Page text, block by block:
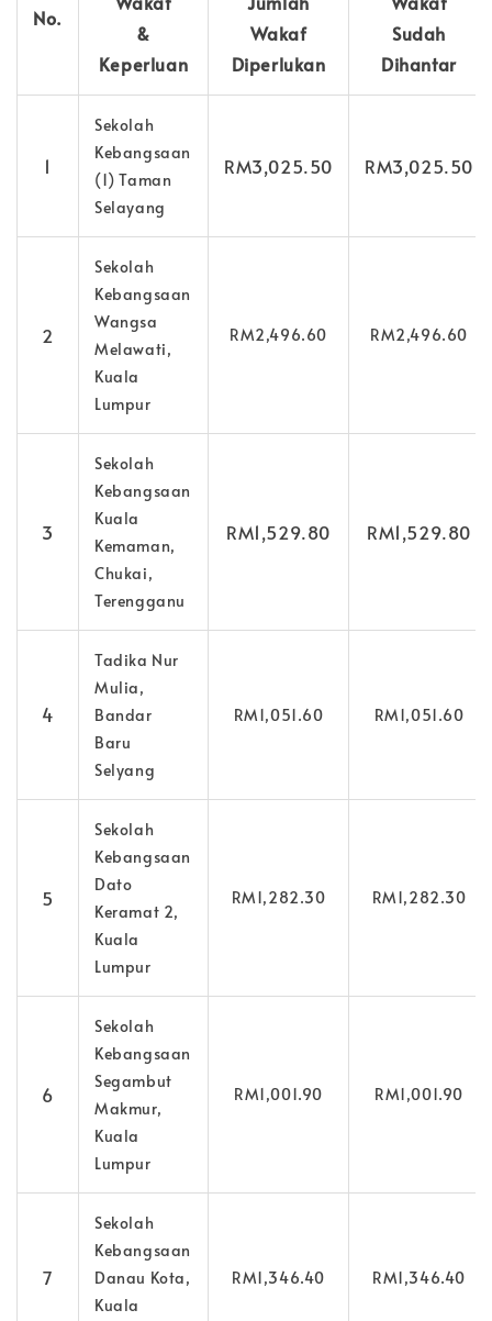
No.
&
Keperluan
Wakaf
Diperlukan
Sudah
Dihantar
1
Sekolah
Kebangsaan
(1) Taman
Selayang
RM3,025.50 RM3,025.50
2
Sekolah
Kebangsaan
Wangsa
Melawati,
Kuala
Lumpur
RM2,496.60 RM2,496.60
3
Sekolah
Kebangsaan
Kuala
Kemaman,
Chukai,
Terengganu
RM1,529.80 RM1,529.80
4
Tadika Nur
Mulia,
Bandar
Baru
Selyang
RM1,051.60 RM1,051.60
5
Sekolah
Kebangsaan
Dato
Keramat 2,
Kuala
Lumpur
RM1,282.30 RM1,282.30
6
Sekolah
Kebangsaan
Segambut
Makmur,
Kuala
Lumpur
RM1,001.90 RM1,001.90
7
Sekolah
Kebangsaan
Danau Kota,
Kuala
RM1,346.40 RM1,346.40